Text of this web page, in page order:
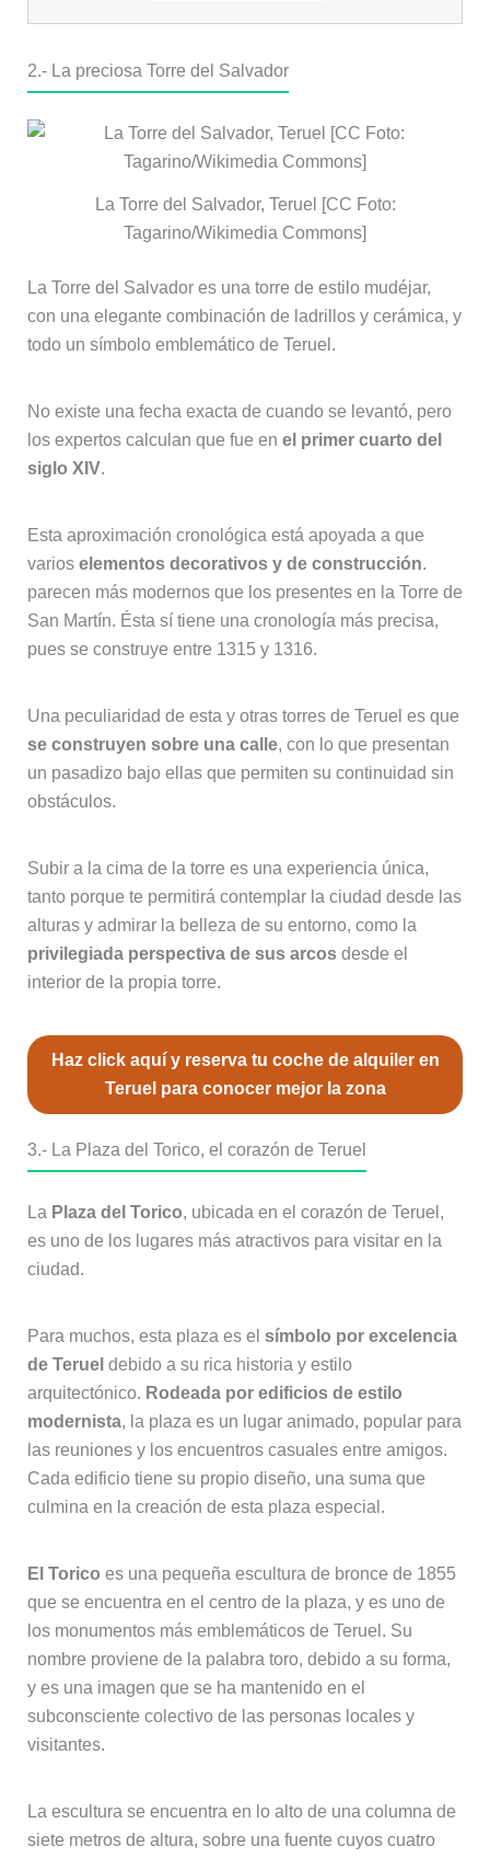
2.- La preciosa Torre del Salvador
La Torre del Salvador, Teruel [CC Foto:
Tagarino/Wikimedia Commons]
La Torre del Salvador es una torre de estilo mudéjar,
con una elegante combinación de ladrillos y cerámica, y
todo un símbolo emblemático de Teruel.
No existe una fecha exacta de cuando se levantó, pero
los expertos calculan que fue en el primer cuarto del
siglo XIV.
Esta aproximación cronológica está apoyada a que
varios elementos decorativos y de construcción.
parecen más modernos que los presentes en la Torre de
San Martín. Ésta sí tiene una cronología más precisa,
pues se construye entre 1315 y 1316.
Una peculiaridad de esta y otras torres de Teruel es que
se construyen sobre una calle, con lo que presentan
un pasadizo bajo ellas que permiten su continuidad sin
obstáculos.
Subir a la cima de la torre es una experiencia única,
tanto porque te permitirá contemplar la ciudad desde las
alturas y admirar la belleza de su entorno, como la
privilegiada perspectiva de sus arcosdesde el
interior de la propia torre.
Haz click aquí y reserva tu coche de alquiler en
Teruel para conocer mejor la zona
3.- La Plaza del Torico, el corazón de Teruel
La Plaza del Torico, ubicada en el corazón de Teruel,
es uno de los lugares más atractivos para visitar en la
ciudad.
Para muchos, esta plaza es el símbolo por excelencia
de Teruel debido a su rica historia y estilo
arquitectónico. Rodeada por edificios de estilo
modernista, la plaza es un lugar animado, popular para
las reuniones y los encuentros casuales entre amigos.
Cada edificio tiene su propio diseño, una suma que
culmina en la creación de esta plaza especial.
El Torico es una pequeña escultura de bronce de 1855
que se encuentra en el centro de la plaza, y es uno de
los monumentos más emblemáticos de Teruel. Su
nombre proviene de la palabra toro, debido a su forma,
y es una imagen que se ha mantenido en el
subconsciente colectivo de las personas locales y
visitantes.
La escultura se encuentra en lo alto de una columna de
siete metros de altura, sobre una fuente cuyos cuatro